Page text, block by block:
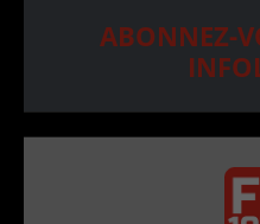
ABONNEZ-